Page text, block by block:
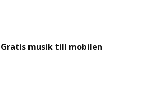
Gratis musik till mobilen